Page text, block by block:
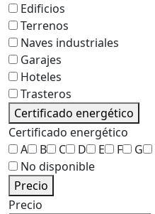
Edificios
Terrenos
Naves industriales
Garajes
Hoteles
Trasteros
Certificado energético
Certificado energético
A
B C D E F G
No disponible
Precio
Precio